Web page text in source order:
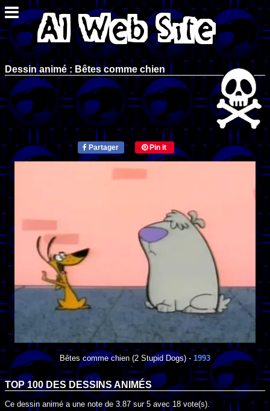
Dessin animé : Bêtes comme chien
Partager Pin it
Bêtes comme chien (2 Stupid Dogs) - 1993
TOP 100 DES DESSINS ANIMÉS
Ce dessin animé a une note de 3.87sur5 avec18 vote(s).